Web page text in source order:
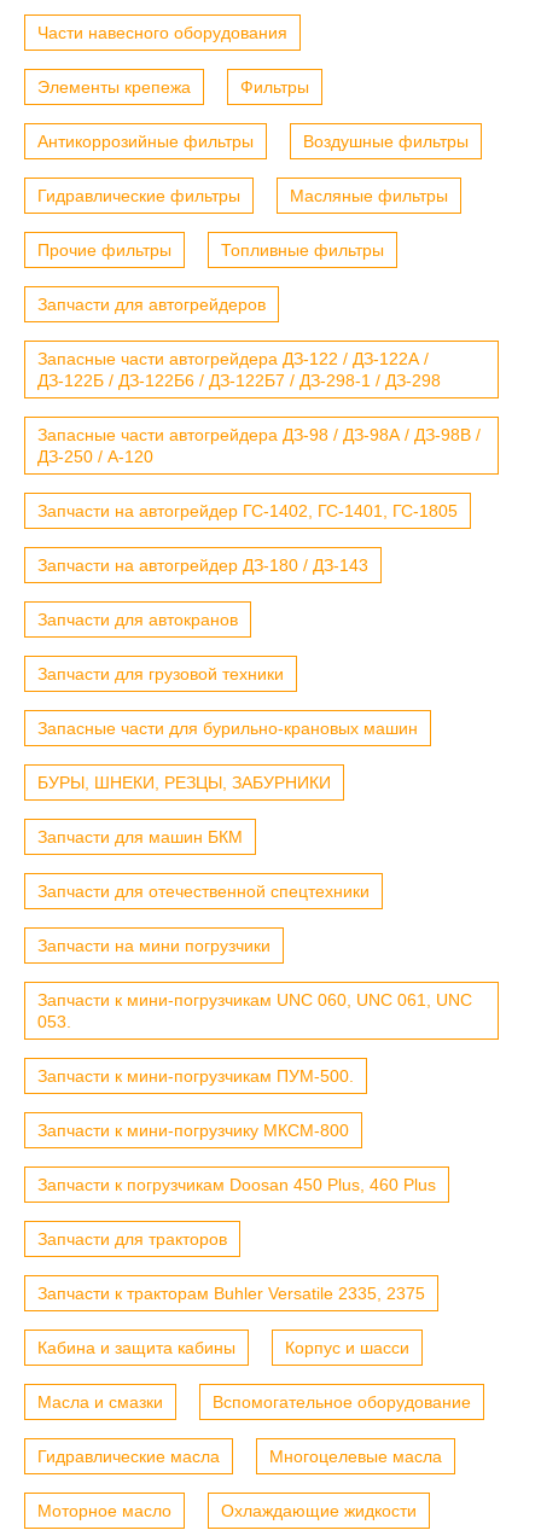
Части навесного оборудования
Элементы крепежа Фильтры
Антикоррозийные фильтры Воздушные фильтры
Гидравлические фильтры Масляные фильтры
Прочие фильтры Топливные фильтры
Запчасти для автогрейдеров
Запасные части автогрейдера ДЗ-122 / ДЗ-122А /
ДЗ-122Б / ДЗ-122Б6 / ДЗ-122Б7 / ДЗ-298-1 / ДЗ-298
Запасные части автогрейдера ДЗ-98 / ДЗ-98А / ДЗ-98В /
ДЗ-250 / А-120
Запчасти на автогрейдер ГС-1402, ГС-1401, ГС-1805
Запчасти на автогрейдер ДЗ-180 / ДЗ-143
Запчасти для автокранов
Запчасти для грузовой техники
Запасные части для бурильно-крановых машин
БУРЫ, ШНЕКИ, РЕЗЦЫ, ЗАБУРНИКИ
Запчасти для машин БКМ
Запчасти для отечественной спецтехники
Запчасти на мини погрузчики
Запчасти к мини-погрузчикам UNC 060, UNC 061, UNC
053.
Запчасти к мини-погрузчикам ПУМ-500.
Запчасти к мини-погрузчику МКСМ-800
Запчасти к погрузчикам Doosan 450 Plus, 460 Plus
Запчасти для тракторов
Запчасти к тракторам Buhler Versatile 2335, 2375
Кабина и защита кабины Корпус и шасси
Масла и смазки Вспомогательное оборудование
Гидравлические масла Многоцелевые масла
Моторное масло Охлаждающие жидкости